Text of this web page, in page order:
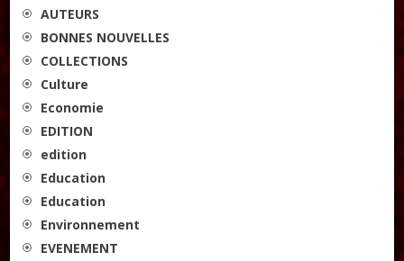
AUTEURS
BONNES NOUVELLES
COLLECTIONS
Culture
Economie
EDITION
edition
Education
Education
Environnement
EVENEMENT